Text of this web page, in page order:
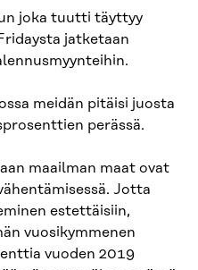
joka tuutti täyttyy
jatketaan
meidän pitäisi juosta
perässä.
maailman maat ovat
Jotta
estettäisiin,
vuosikymmenen
vuoden 2019